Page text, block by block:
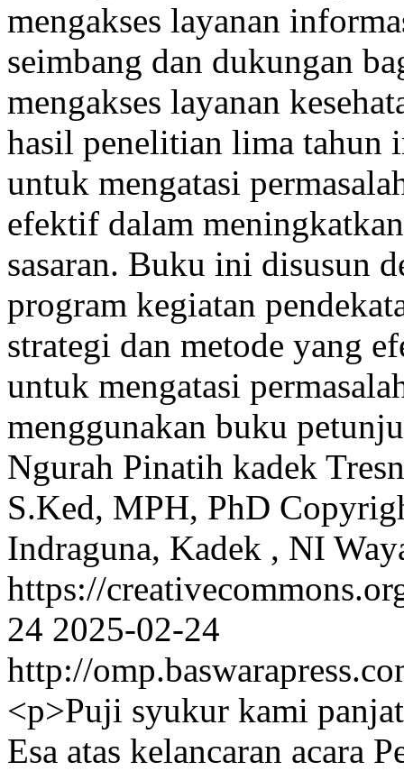
mengakses layanan
seimbang dan dukungan
mengakses layanan
hasil penelitian lima tahun
untuk mengatasi
efektif dalam
sasaran. Buku ini disusun
program kegiatan
strategi dan metode yang
untuk mengatasi
menggunakan buku
Ngurah Pinatih kadek
S.Ked, MPH, PhD
Indraguna, Kadek , NI
https://
24 2025-02-24
http://
<p>Puji syukur kami
Esa atas kelancaran acara